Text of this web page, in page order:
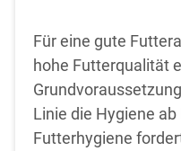
Für eine gute
hohe Futterqualität
Linie die Hygiene
Futterhygiene